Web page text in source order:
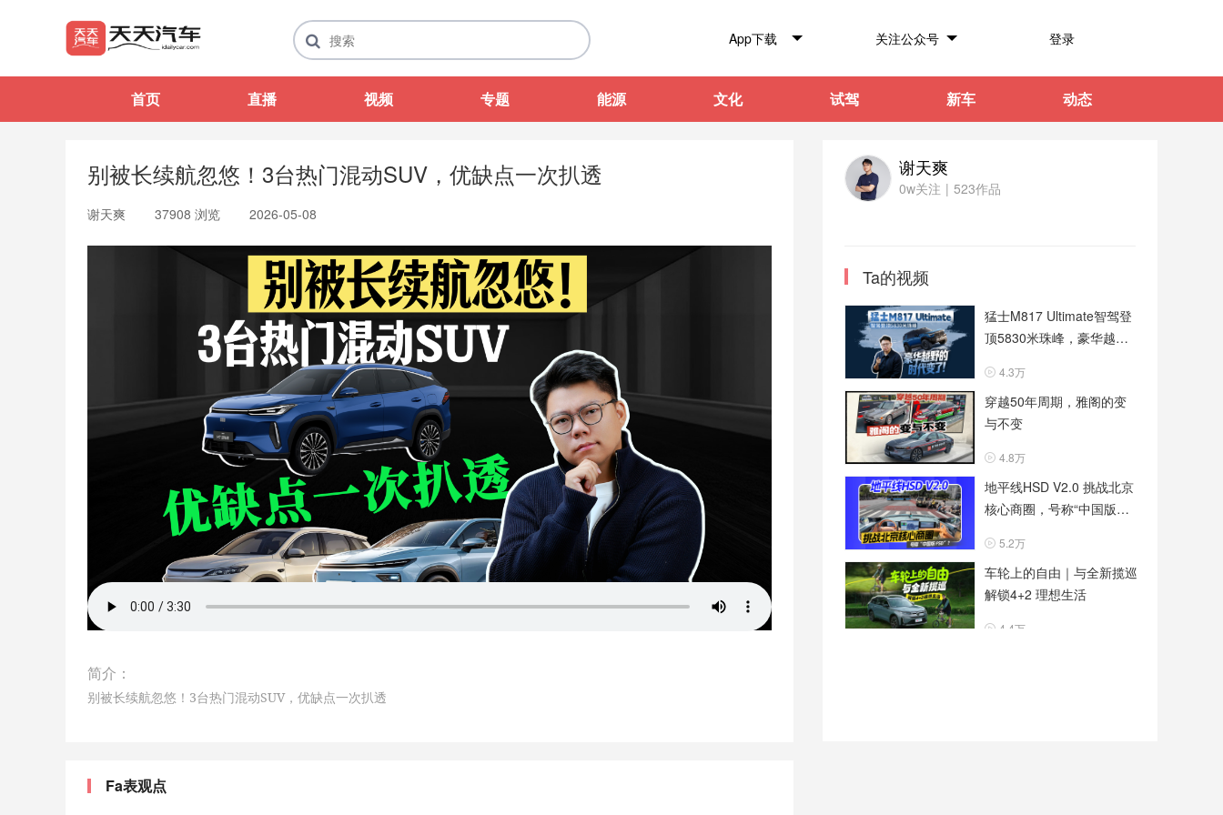
App下载 关注公众号 登录
首页 直播 视频 专题 能源 文化 试驾 新车 动态
别被长续航忽悠！3台热门混动SUV，优缺点一次扒透
谢天爽 37908 浏览 2026-05-08
简介：
别被长续航忽悠！3台热门混动SUV，优缺点一次扒透
Fa表观点
谢天爽
0w关注 | 523作品
Ta的视频
猛士M817 Ultimate智驾登
顶5830米珠峰，豪华越野
4.3万
穿越50年周期，雅阁的变
与不变
4.8万
地平线HSD V2.0 挑战北京
核心商圈，号称“中国版
5.2万
车轮上的自由｜与全新揽巡
解锁4+2 理想生活
4.4万